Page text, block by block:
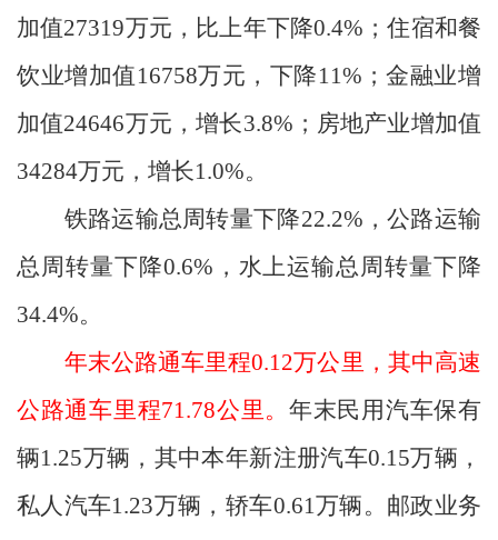
加值27319万元，比上年下降0.4% ；住宿和餐
饮业增加值16758万元，下降11% ；金融业增
加值24646万元，增长3.8% ；房地产业增加值
34284万元，增长1.0%。
铁路运输总周转量下降22.2% ，公路运输
总周转量下降0.6% ，水上运输总周转量下降
34.4%。
年末公路通车里程0.12万公里，其中高速
公路通车里程71.78公里。年末民用汽车保有
辆1.25万辆，其中本年新注册汽车0.15万辆，
私人汽车1.23万辆，轿车0.61万辆。邮政业务